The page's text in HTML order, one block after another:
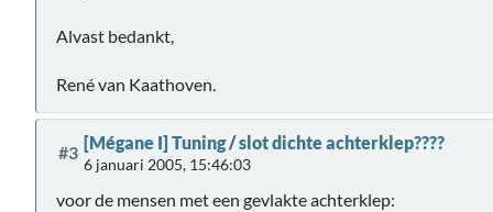
Alvast bedankt,
René van Kaathoven.
#3 [Mégane I] Tuning/slot dichte achterklep????
6 januari 2005, 15:46:03
voor de mensen met een gevlakte achterklep: